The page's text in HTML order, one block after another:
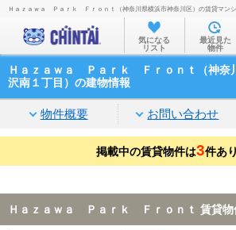
お部屋を探す
沿線・駅から
住所から
家賃相場から
通勤通学時
物件特集から
不動産会社
Ｈａｚａｗａ Ｐａｒｋ Ｆｒｏｎｔ（神奈川県横浜市神奈川区）の賃貸マン
気になる
リスト
最近見た
物件
Ｈａｚａｗａ Ｐａｒｋ Ｆｒｏｎｔ（神奈
沢南１丁目）の建物情報
物件概要 お問い合わせ
掲載中の賃貸物件は3件あ
Ｈａｚａｗａ Ｐａｒｋ Ｆｒｏｎｔ 賃貸物